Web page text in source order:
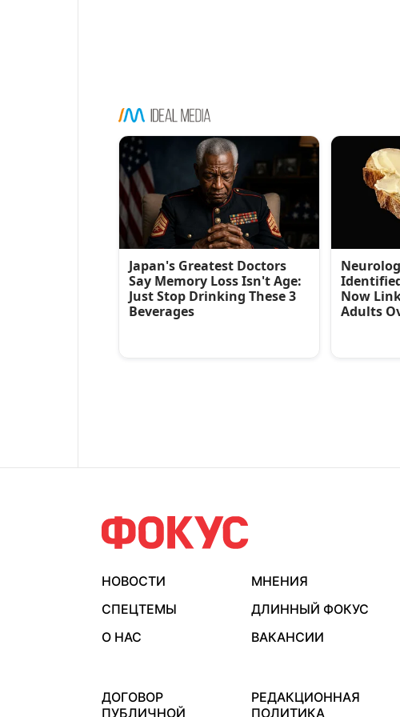
НОВОСТИ МНЕНИЯ
СПЕЦТЕМЫ
ДЛИННЫЙ ФОКУС
О НАС
ВАКАНСИИ
ДОГОВОР
ПУБЛИЧНОЙ
РЕДАКЦИОННАЯ
ПОЛИТИКА